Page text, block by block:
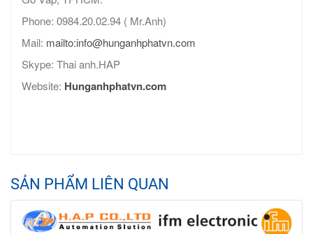
Phone: 0984.20.02.94 ( Mr.Anh)
Mail: mailto:info@hunganhphatvn.com
Skype: Thai anh.HAP
Website: Hunganhphatvn.com
SẢN PHẨM LIÊN QUAN